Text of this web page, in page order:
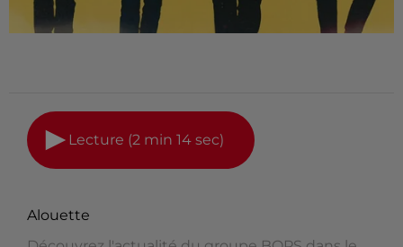
Lecture (2 min 14 sec)
Alouette